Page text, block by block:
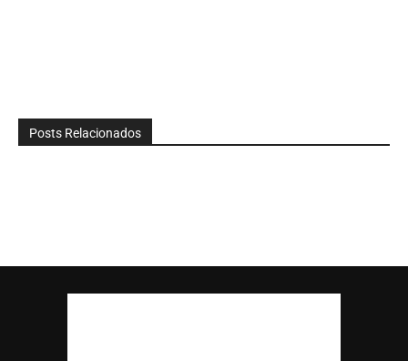
Posts Relacionados